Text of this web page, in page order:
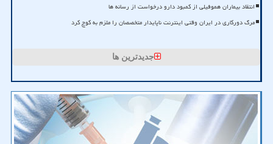
انتقاد بیماران هموفیلی از کمبود دارو درخواست از رسانه ها
مرگ دورکاری در ایران وقتی اینترنت ناپایدار متخصصان را ملزم به کوچ کرد
جدیدترین ها